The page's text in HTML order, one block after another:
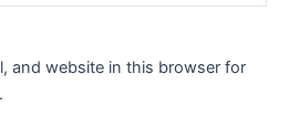
and website in this browser for